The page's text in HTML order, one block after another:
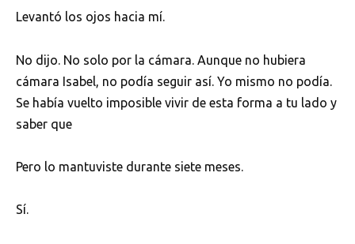
Levantó los ojos hacia mí.
No dijo. No solo por la cámara. Aunque no hubiera
cámara Isabel, no podía seguir así. Yo mismo no podía.
Se había vuelto imposible vivir de esta forma a tu lado y
saber que
Pero lo mantuviste durante siete meses.
Sí.